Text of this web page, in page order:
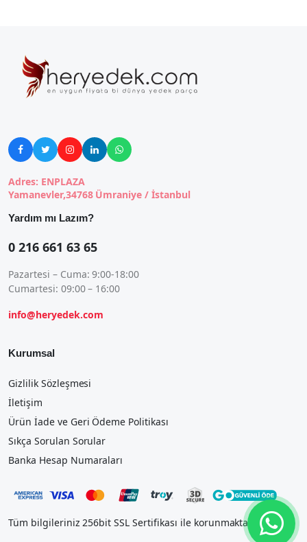
    
Adres: ENPLAZA
Yamanevler,34768 Ümraniye / İstanbul
Yardım mı Lazım?
0 216 661 63 65
Pazartesi – Cuma: 9:00-18:00
Cumartesi: 09:00 – 16:00
info@heryedek.com
Kurumsal
Gizlilik Sözleşmesi
İletişim
Ürün İade ve Geri Ödeme Politikası
Sıkça Sorulan Sorular
Banka Hesap Numaraları
Tüm bilgileriniz 256bit SSL Sertifikası ile korunmaktadır.